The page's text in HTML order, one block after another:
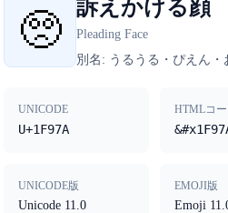
🥺 訴えかける顔
Pleading Face
別名: うるうる・ぴえん・
UNICODE
U+1F97A
HTMLコ
UNICODE版
Unicode 11.0
EMOJI版
Emoji